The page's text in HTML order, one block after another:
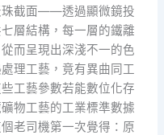
珠截面——透過顯微鏡投
層結構，每一層的鐵離
而呈現出深淺不一的色
理工藝，竟有異曲同工
工藝參數若能數位化存
物工藝的工業標準數據
老司機第一次覺得：原